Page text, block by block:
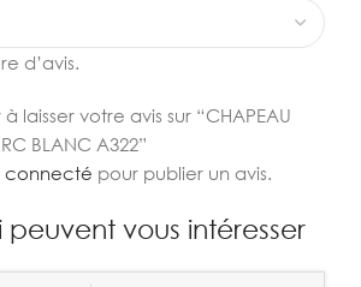
d’avis.
laisser votre avis sur “CHAPEAU
BLANC A322”
connecté pour publier un avis.
peuvent vous intéresser